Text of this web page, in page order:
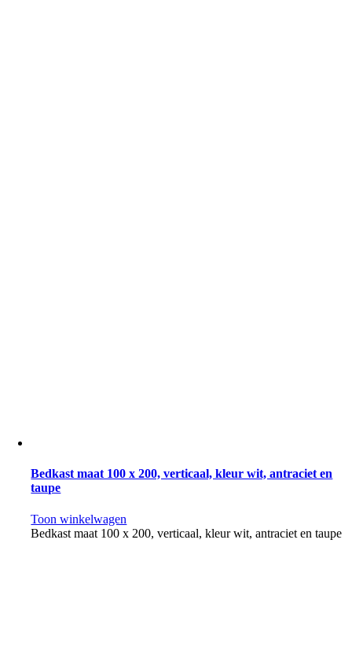
Bedkast maat 100 x 200, verticaal, kleur wit, antraciet en
taupe
Toon winkelwagen
Bedkast maat 100 x 200, verticaal, kleur wit, antraciet en taupe